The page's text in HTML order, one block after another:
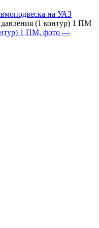
на УАЗ
(1 контур) 1 ПМ